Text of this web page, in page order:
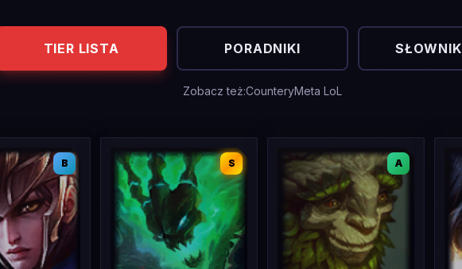
TIER LISTA PORADNIKI
Zobacz też:CounteryMeta LoL
B S A